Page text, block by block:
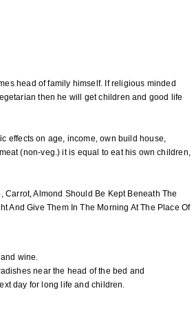
head of family himself. If religious minded
then he will get children and good life
effects on age, income, own build house,
(non-veg.) it is equal to eat his own children,
Carrot, Almond Should Be Kept Beneath The
And Give Them In The Morning At The Place Of
wine.
near the head of the bed and
day for long life and children.